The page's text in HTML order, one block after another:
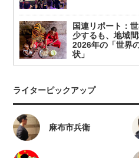
国連リポート：
少するも、地域
2026年の「世界
状」
ライターピックアップ
麻布市兵衛